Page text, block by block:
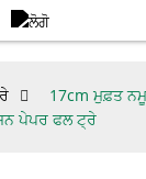
17cm ਮੁਫ਼ਤ
ਪੇਪਰ ਫਲ ਟ੍ਰੇ